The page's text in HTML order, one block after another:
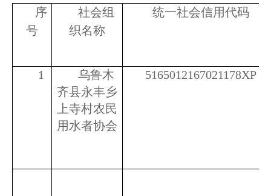
序
号
社会组
织名称
统一社会信用代码
1
乌鲁木
齐县永丰乡
上寺村农民
用水者协会
5165012167021178XP